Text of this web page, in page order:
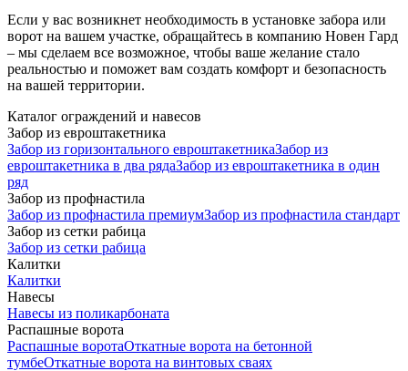
Если у вас возникнет необходимость в установке забора или
ворот на вашем участке, обращайтесь в компанию Новен Гард
– мы сделаем все возможное, чтобы ваше желание стало
реальностью и поможет вам создать комфорт и безопасность
на вашей территории.
Каталог ограждений и навесов
Забор из евроштакетника
Забор из горизонтального евроштакетникаЗабор из
евроштакетника в два рядаЗабор из евроштакетника в один
ряд
Забор из профнастила
Забор из профнастила премиумЗабор из профнастила стандарт
Забор из сетки рабица
Забор из сетки рабица
Калитки
Калитки
Навесы
Навесы из поликарбоната
Распашные ворота
Распашные воротаОткатные ворота на бетонной
тумбеОткатные ворота на винтовых сваях